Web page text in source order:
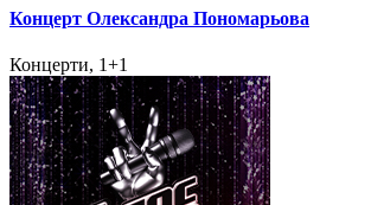
Концерт Олександра Пономарьова
Концерти, 1+1